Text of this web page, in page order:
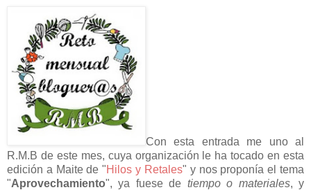
Con esta entrada me uno al
R.M.B de este mes, cuya organización le ha tocado en esta
edición a Maite de "Hilos y Retales" y nos proponía el tema
"Aprovechamiento", ya fuese de tiempo o materiales, y